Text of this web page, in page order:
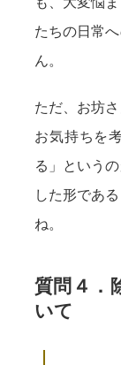
たちの日常
ん。
ただ、お坊
お気持ちを
る」という
した形であ
ね。
質問４．
いて